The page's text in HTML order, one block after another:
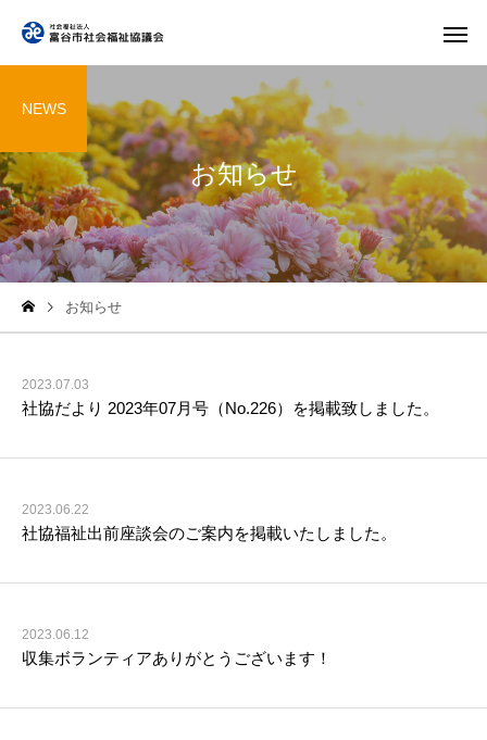
お知らせ
NEWS
お知らせ
2023.07.03
社協だより 2023年07月号（No.226）を掲載致しました。
2023.06.22
社協福祉出前座談会のご案内を掲載いたしました。
2023.06.12
収集ボランティアありがとうございます！